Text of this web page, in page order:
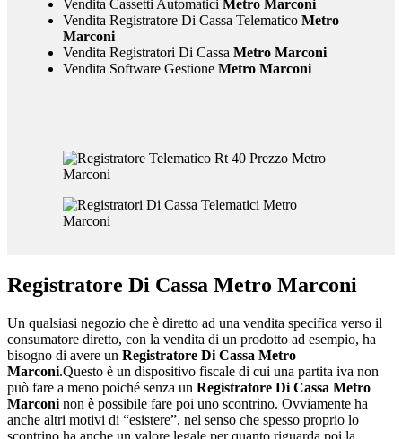
Vendita Cassetti Automatici Metro Marconi
Vendita Registratore Di Cassa TelematicoMetro
Marconi
Vendita Registratori Di Cassa Metro Marconi
Vendita Software GestioneMetro Marconi
Registratore Di Cassa Metro Marconi
Un qualsiasi negozio che è diretto ad una vendita specifica verso il
consumatore diretto, con la vendita di un prodotto ad esempio, ha
bisogno di avere un Registratore Di Cassa Metro
Marconi.Questo è un dispositivo fiscale di cui una partita iva non
può fare a meno poiché senza un Registratore Di Cassa Metro
Marconi non è possibile fare poi uno scontrino. Ovviamente ha
anche altri motivi di “esistere”, nel senso che spesso proprio lo
scontrino ha anche un valore legale per quanto riguarda poi la